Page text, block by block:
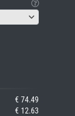
€ 74.49
€ 12.63